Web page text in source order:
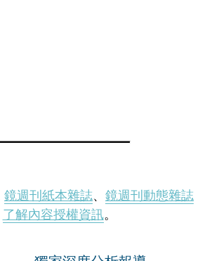
鏡週刊紙本雜誌、 鏡週刊動態雜誌
了解內容授權資訊。